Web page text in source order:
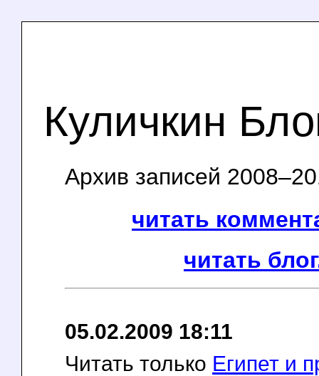
Куличкин
Архив записей
читать
читать
05.02.2009 18:11
Читать только Египет и